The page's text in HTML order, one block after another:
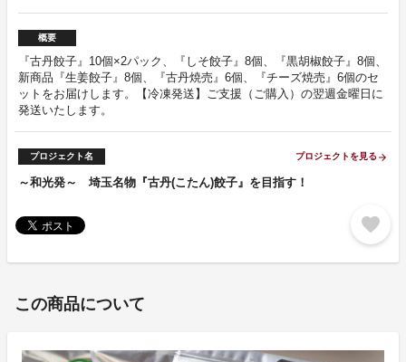
概要
『古丹餃子』10個×2パック、『しそ餃子』8個、『黒胡椒餃子』8個、
新商品『生姜餃子』8個、『古丹焼売』6個、『チーズ焼売』6個のセ
ットをお届けします。【冷凍発送】ご支援（ご購入）の翌週金曜日に
発送いたします。
プロジェクト名 プロジェクトを見る arrow_forward
～和光発～ 埼玉名物『古丹(こたん)餃子』を目指す！
favorite
この商品について